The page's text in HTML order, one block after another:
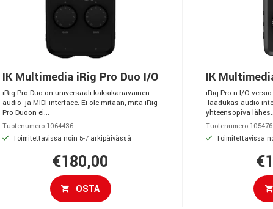
IK Multimedia iRig Pro Duo I/O
iRig Pro Duo on universaali kaksikanavainen
audio- ja MIDI-interface. Ei ole mitään, mitä iRig
Pro Duoon ei...
Tuotenumero 1064436
Toimitettavissa noin 5-7 arkipäivässä
€180,00
OSTA
IK
iRig Pro:n I/O-
-laadukas audio
yhteensopiva
Tuotenumero
Toimitettavissa